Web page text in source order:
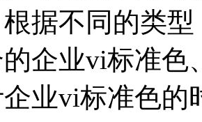
据不同的类
企业vi标准色
业vi标准色的